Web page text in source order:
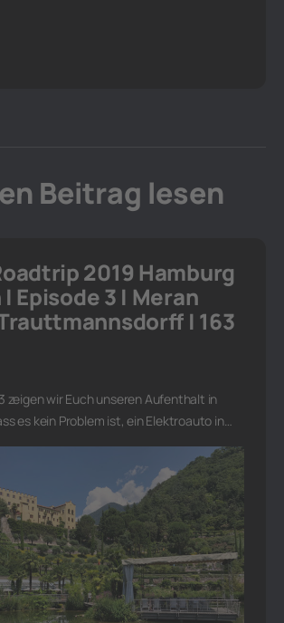
Beitrag lesen
2019 Hamburg
Episode 3 | Meran
| 163
zeigen wir Euch unseren Aufenthalt in
es kein Problem ist, ein Elektroauto in…